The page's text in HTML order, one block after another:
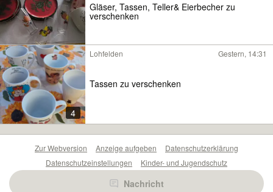
Gläser, Tassen, Teller& Eierbecher zu
verschenken
4
Lohfelden Gestern, 14:31
Tassen zu verschenken
Nachricht
Zur Webversion Anzeige aufgeben
Datenschutzerklärung
Datenschutzeinstellungen
Kinder- und Jugendschutz
Barrierefreiheitserklärung